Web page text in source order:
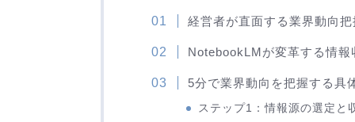
経営者が直面する業界動向
NotebookLMが変革する情報
5分で業界動向を把握する具
ステップ1：情報源の選定と